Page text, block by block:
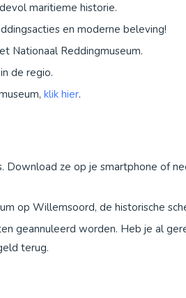
maritieme historie.
en moderne beleving!
Nationaal Reddingmuseum.
de regio.
klik hier.
Download ze op je smartphone of
op Willemsoord, de historische
geannuleerd worden. Heb je al
terug.